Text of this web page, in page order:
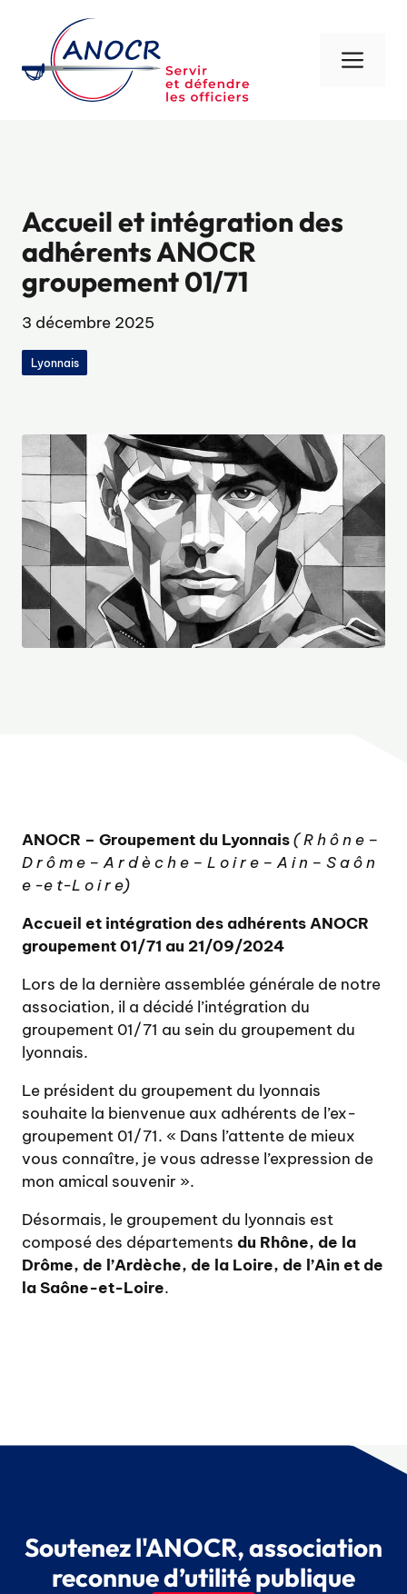
contenu
Accueil et intégration des
adhérents ANOCR
groupement 01/71
3 décembre 2025
Lyonnais
ANOCR – Groupement du Lyonnais( R h ô n e –
D r ô m e – A r d è c h e – L o i r e – A i n – S a ô n
e -e t-L o i r e)
Accueil et intégration des adhérents ANOCR
groupement 01/71 au 21/09/2024
Lors de la dernière assemblée générale de notre
association, il a décidé l’intégration du
groupement 01/71 au sein du groupement du
lyonnais.
Le président du groupement du lyonnais
souhaite la bienvenue aux adhérents de l’ex-
groupement 01/71. « Dans l’attente de mieux
vous connaître, je vous adresse l’expression de
mon amical souvenir ».
Désormais, le groupement du lyonnais est
composé des départements du Rhône, de la
Drôme, de l’Ardèche, de la Loire, de l’Ain et de
la Saône-et-Loire.
Soutenez l'ANOCR, association
reconnue d’utilité publique